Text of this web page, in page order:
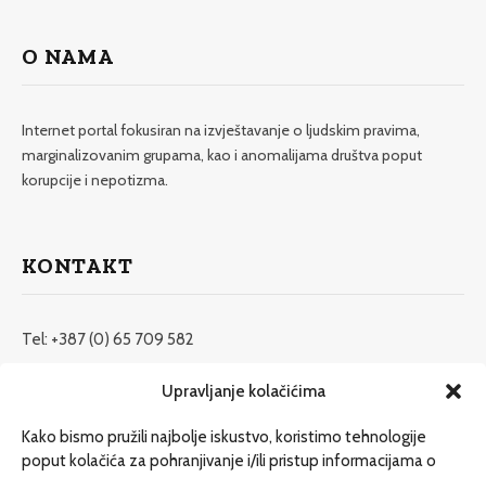
Upravljanje kolačićima
Kako bismo pružili najbolje iskustvo, koristimo tehnologije
poput kolačića za pohranjivanje i/ili pristup informacijama o
O NAMA
Internet portal fokusiran na izvještavanje o ljudskim pravima,
marginalizovanim grupama, kao i anomalijama društva poput
korupcije i nepotizma.
KONTAKT
Tel: +387 (0) 65 709 582
redakcija@etrafika.net